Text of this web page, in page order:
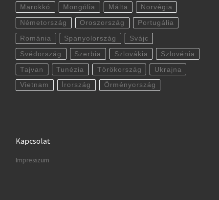
Marokkó Mongólia Málta Norvégia
Németország Oroszország Portugália
Románia Spanyolország Svájc
Svédország Szerbia Szlovákia Szlovénia
Tajvan Tunézia Törökország Ukrajna
Vietnam Írország Örményország
Kapcsolat
Impresszum